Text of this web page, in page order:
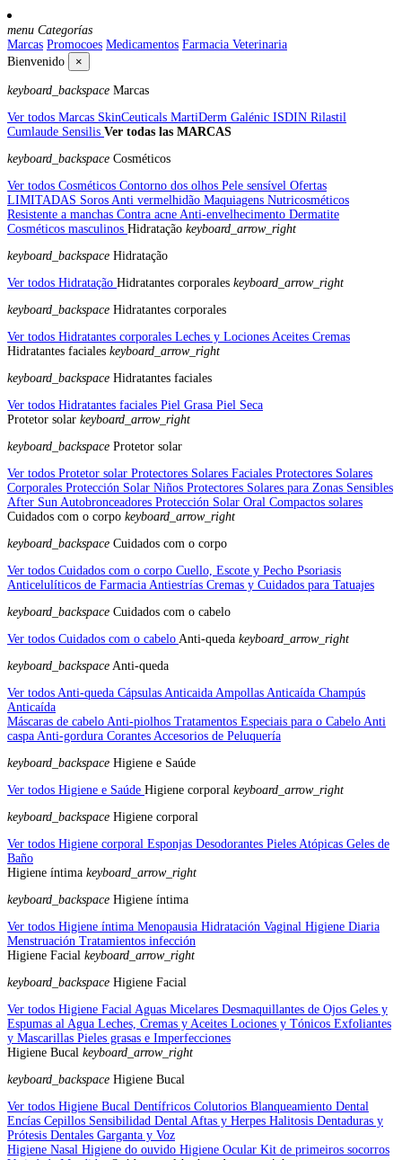
menu Categorías
Marcas Promocoes Medicamentos Farmacia Veterinaria
Bienvenido
×
keyboard_backspace Marcas
Ver todos Marcas SkinCeuticals MartiDerm Galénic ISDIN Rilastil
Cumlaude Sensilis Ver todas las MARCAS
keyboard_backspace Cosméticos
Ver todos Cosméticos Contorno dos olhos Pele sensível Ofertas
LIMITADAS Soros Anti vermelhidão Maquiagens Nutricosméticos
Resistente a manchas Contra acne Anti-envelhecimento Dermatite
Cosméticos masculinos Hidratação keyboard_arrow_right
keyboard_backspace Hidratação
Ver todos Hidratação Hidratantes corporales keyboard_arrow_right
keyboard_backspace Hidratantes corporales
Ver todos Hidratantes corporales Leches y Lociones Aceites Cremas
Hidratantes faciales keyboard_arrow_right
keyboard_backspace Hidratantes faciales
Ver todos Hidratantes faciales Piel Grasa Piel Seca
Protetor solar keyboard_arrow_right
keyboard_backspace Protetor solar
Ver todos Protetor solar Protectores Solares Faciales Protectores Solares
Corporales Protección Solar Niños Protectores Solares para Zonas Sensibles
After Sun Autobronceadores Protección Solar Oral Compactos solares
Cuidados com o corpo keyboard_arrow_right
keyboard_backspace Cuidados com o corpo
Ver todos Cuidados com o corpo Cuello, Escote y Pecho Psoriasis
Anticelulíticos de Farmacia Antiestrías Cremas y Cuidados para Tatuajes
keyboard_backspace Cuidados com o cabelo
Ver todos Cuidados com o cabelo Anti-queda keyboard_arrow_right
keyboard_backspace Anti-queda
Ver todos Anti-queda Cápsulas Anticaida Ampollas Anticaída Champús
Anticaída
Máscaras de cabelo Anti-piolhos Tratamentos Especiais para o Cabelo Anti
caspa Anti-gordura Corantes Accesorios de Peluquería
keyboard_backspace Higiene e Saúde
Ver todos Higiene e Saúde Higiene corporal keyboard_arrow_right
keyboard_backspace Higiene corporal
Ver todos Higiene corporal Esponjas Desodorantes Pieles Atópicas Geles de
Baño
Higiene íntima keyboard_arrow_right
keyboard_backspace Higiene íntima
Ver todos Higiene íntima Menopausia Hidratación Vaginal Higiene Diaria
Menstruación Tratamientos infección
Higiene Facial keyboard_arrow_right
keyboard_backspace Higiene Facial
Ver todos Higiene Facial Aguas Micelares Desmaquillantes de Ojos Geles y
Espumas al Agua Leches, Cremas y Aceites Lociones y Tónicos Exfoliantes
y Mascarillas Pieles grasas e Imperfecciones
Higiene Bucal keyboard_arrow_right
keyboard_backspace Higiene Bucal
Ver todos Higiene Bucal Dentífricos Colutorios Blanqueamiento Dental
Encías Cepillos Sensibilidad Dental Aftas y Herpes Halitosis Dentaduras y
Prótesis Dentales Garganta y Voz
Higiene Nasal Higiene do ouvido Higiene Ocular Kit de primeiros socorros